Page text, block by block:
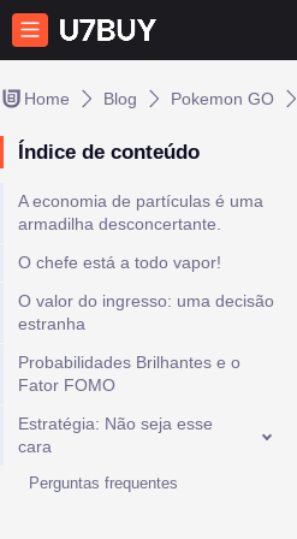
Home Blog Pokemon GO
Índice de conteúdo
A economia de partículas é uma
armadilha desconcertante.
O chefe está a todo vapor!
O valor do ingresso: uma decisão
estranha
Probabilidades Brilhantes e o
Fator FOMO
Estratégia: Não seja esse
cara
Perguntas frequentes